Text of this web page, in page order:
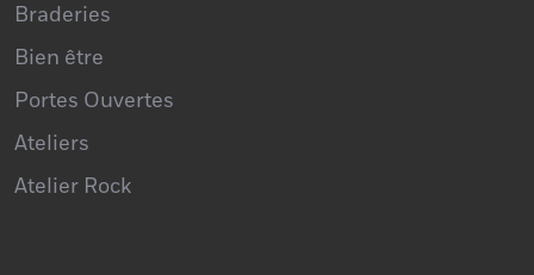
Braderies
Bien être
Portes Ouvertes
Ateliers
Atelier Rock